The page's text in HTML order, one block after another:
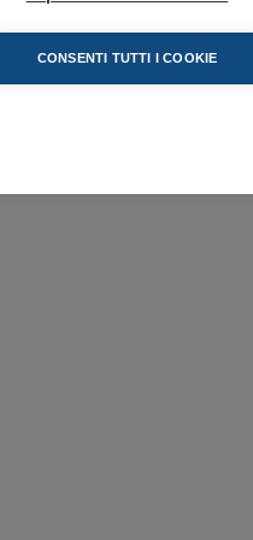
Delegazione Comunale di
07/2026
Delegazione Comunale di
Delegazione Comunale di
CONSENTI TUTTI I COOKIE